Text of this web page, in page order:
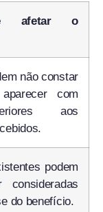
afetar o
não constar
com
aos
podem
do benefício.